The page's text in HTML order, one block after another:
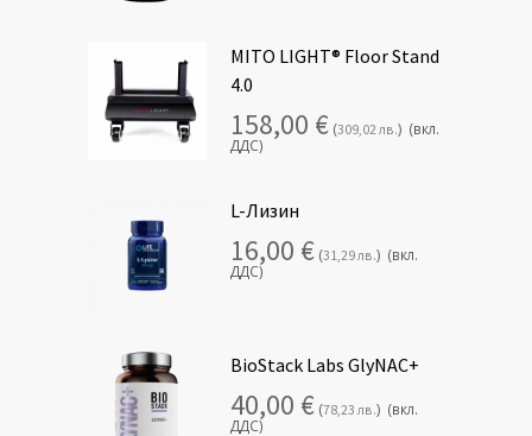
MITO LIGHT® Floor Stand
4.0
158,00 € (309,02 лв.) (вкл.
ДДС)
L-Лизин
16,00 € (31,29 лв.) (вкл.
ДДС)
BioStack Labs GlyNAC+
40,00 € (78,23 лв.) (вкл.
ДДС)